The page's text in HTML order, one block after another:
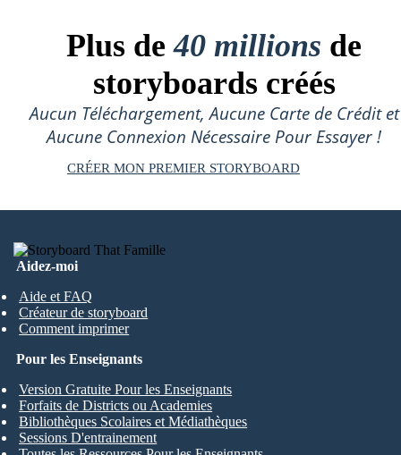
Plus de40 millions de
storyboards créés
Aucun Téléchargement, Aucune Carte de Crédit et
Aucune Connexion Nécessaire Pour Essayer !
CRÉER MON PREMIER STORYBOARD
Aidez-moi
Aide et FAQ
Créateur de storyboard
Comment imprimer
Pour les Enseignants
Version Gratuite Pour les Enseignants
Forfaits de Districts ou Academies
Bibliothèques Scolaires et Médiathèques
Sessions D'entrainement